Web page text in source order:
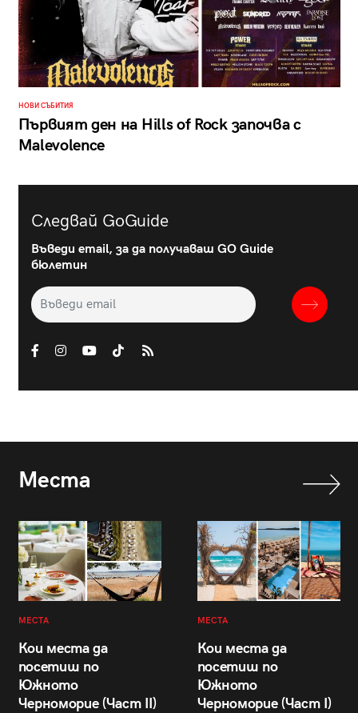
НОВИ СЪБИТИЯ
Първият ден на Hills of Rock започва с
Malevolence
Следвай GoGuide
Въведи email, за да получаваш GO Guide
бюлетин
Места
МЕСТА
Кои места да
посетиш по
Южното
Черноморие (Част II)
МЕСТА
Кои места да
посетиш по
Южното
Черноморие (Част I)